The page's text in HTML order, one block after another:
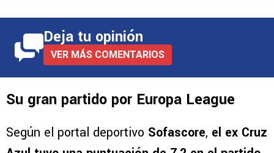
Deja tu opinión
VER MÁS COMENTARIOS
Su gran partido por Europa League
Según el portal deportivo Sofascore, el ex Cruz